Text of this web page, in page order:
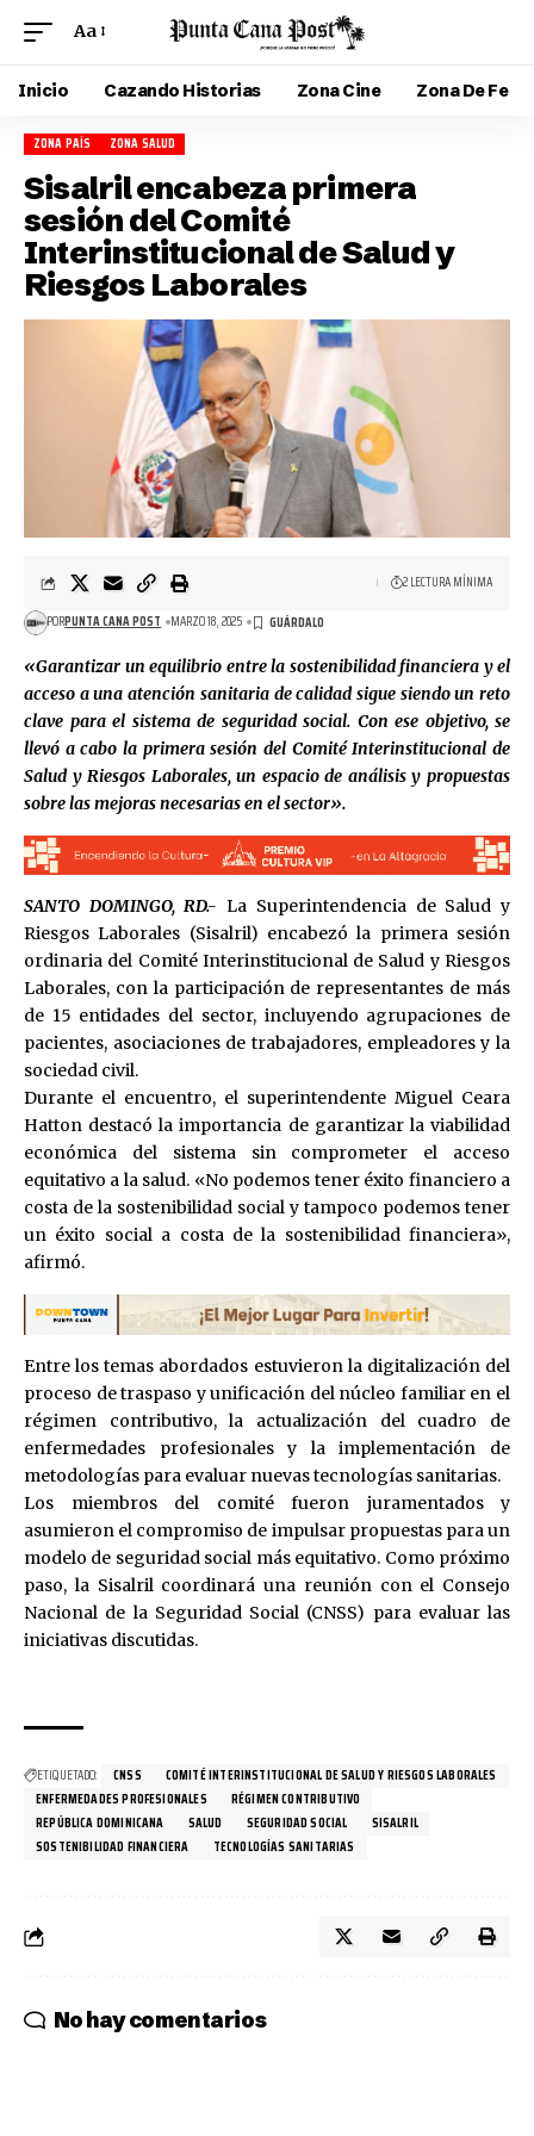
Aa
Inicio Cazando Historias Zona Cine Zona De Fe
ZONA PAÍS ZONA SALUD
Sisalril encabeza primera
sesión del Comité
Interinstitucional de Salud y
Riesgos Laborales
PORPUNTA CANA POST MARZO 18, 2025
2 LECTURA MÍNIMA
«Garantizar un equilibrio entre la sostenibilidad financiera y el
acceso a una atención sanitaria de calidad sigue siendo un reto
clave para el sistema de seguridad social. Con ese objetivo, se
llevó a cabo la primera sesión del Comité Interinstitucional de
Salud y Riesgos Laborales, un espacio de análisis y propuestas
sobre las mejoras necesarias en el sector».
SANTO DOMINGO, RD.- La Superintendencia de Salud y
Riesgos Laborales (Sisalril) encabezó la primera sesión
ordinaria del Comité Interinstitucional de Salud y Riesgos
Laborales, con la participación de representantes de más
de 15 entidades del sector, incluyendo agrupaciones de
pacientes, asociaciones de trabajadores, empleadores y la
sociedad civil.
Durante el encuentro, el superintendente Miguel Ceara
Hatton destacó la importancia de garantizar la viabilidad
económica del sistema sin comprometer el acceso
equitativo a la salud. «No podemos tener éxito financiero a
costa de la sostenibilidad social y tampoco podemos tener
un éxito social a costa de la sostenibilidad financiera»,
afirmó.
Entre los temas abordados estuvieron la digitalización del
proceso de traspaso y unificación del núcleo familiar en el
régimen contributivo, la actualización del cuadro de
enfermedades profesionales y la implementación de
metodologías para evaluar nuevas tecnologías sanitarias.
Los miembros del comité fueron juramentados y
asumieron el compromiso de impulsar propuestas para un
modelo de seguridad social más equitativo. Como próximo
paso, la Sisalril coordinará una reunión con el Consejo
Nacional de la Seguridad Social (CNSS) para evaluar las
iniciativas discutidas.
ETIQUETADO: CNSS
COMITÉ INTERINSTITUCIONAL DE SALUD Y RIESGOS LABORALES
ENFERMEDADES PROFESIONALES
RÉGIMEN CONTRIBUTIVO
REPÚBLICA DOMINICANA
SALUD SEGURIDAD SOCIAL
SISALRIL
SOSTENIBILIDAD FINANCIERA
TECNOLOGÍAS SANITARIAS
No hay comentarios